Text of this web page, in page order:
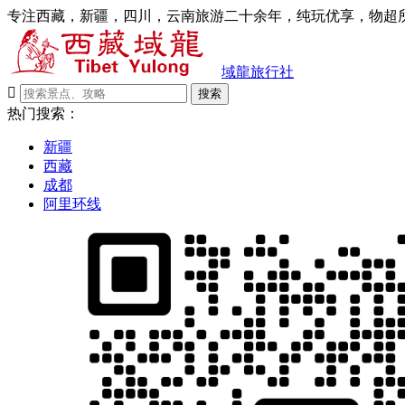
专注西藏，新疆，四川，云南旅游二十余年，纯玩优享，物超
域龍旅行社

搜索
热门搜索：
新疆
西藏
成都
阿里环线